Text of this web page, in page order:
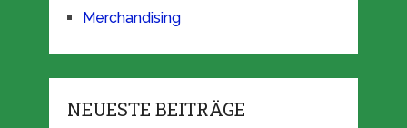
Merchandising
NEUESTE BEITRÄGE